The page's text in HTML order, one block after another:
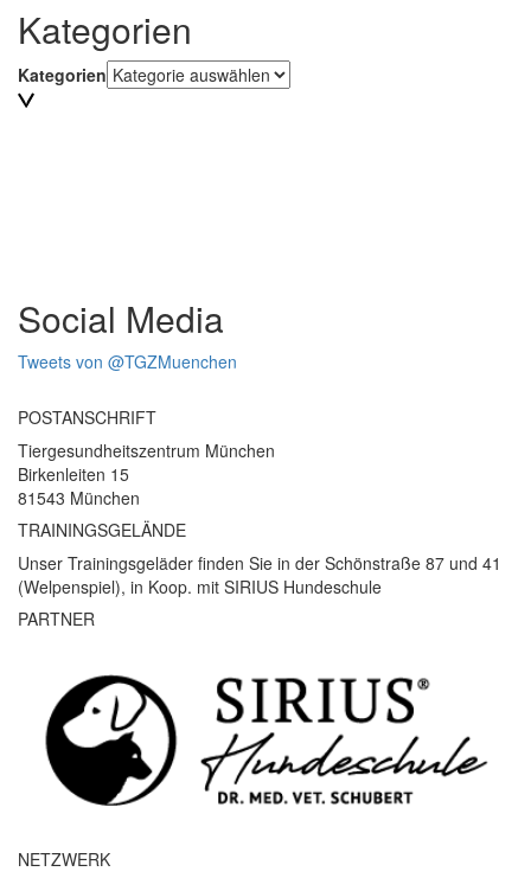
Kategorien
Kategorien
Social Media
Tweets von @TGZMuenchen
POSTANSCHRIFT
Tiergesundheitszentrum München
Birkenleiten 15
81543 München
TRAININGSGELÄNDE
Unser Trainingsgeläder finden Sie in der Schönstraße 87 und 41
(Welpenspiel), in Koop. mit SIRIUS Hundeschule
PARTNER
NETZWERK